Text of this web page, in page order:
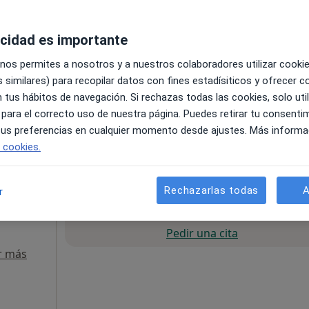
Colón, Huelva Mapa
más
Pedir una cita
es importante
permites a nosotros y a nuestros colaboradores utilizar
similares) para recopilar datos con fines estadísiticos y ofrecer
tus hábitos de navegación. Si rechazas todas las cookies, solo
el correcto uso de nuestra página. Puedes retirar tu
preferencias en cualquier momento desde ajustes. Más
Rechazarlas todas